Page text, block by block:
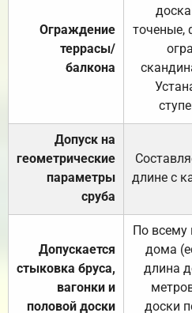
Ограждение
террасы/
балкона
точеные,
Допуск на
геометрические
параметры
сруба
длине с
Допускается
стыковка бруса,
вагонки и
половой доски
По всему
дома
длина
доски